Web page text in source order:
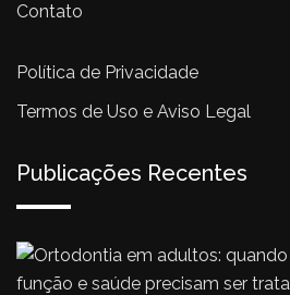
Contato
Política de Privacidade
Termos de Uso e Aviso Legal
Publicações Recentes